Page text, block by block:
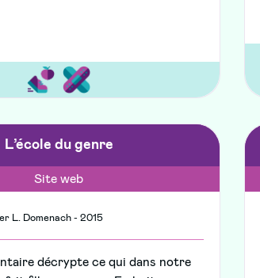
L’école du genre
Site web
L. Domenach - 2015
décrypte ce qui dans notre